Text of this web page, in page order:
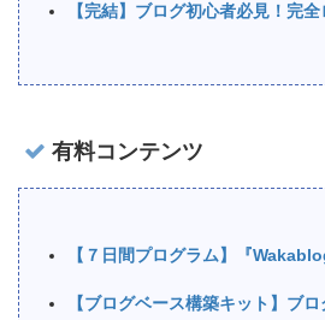
【完結】ブログ初心者必見！完
有料コンテンツ
【７日間プログラム】『
【ブログベース構築キット】ブ